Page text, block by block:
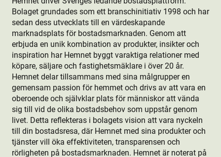
Bolaget grundades som ett branschinitiativ 1998 och har
sedan dess utvecklats till en värdeskapande
marknadsplats för bostads­marknaden. Genom att
erbjuda en unik kombination av produkt­er, insikter och
inspiration har Hemnet byggt varaktiga relationer med
köpare, säljare och fastighetsmäklare i över 20 år.
Hemnet delar tillsammans med sina målgrupper en
gemensam passion för hemmet och drivs av att vara en
oberoende och självklar plats för människor att vända
sig till vid de olika bostads­behov som uppstår genom
livet. Detta reflekteras i bolagets vision att vara nyckeln
till din bostads­resa, där Hemnet med sina produkt­er och
tjänster vill öka effektiviteten, transparensen och
rörligheten på bostads­marknaden. Hemnet är noterat på